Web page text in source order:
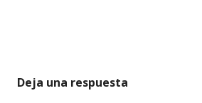
Deja una respuesta